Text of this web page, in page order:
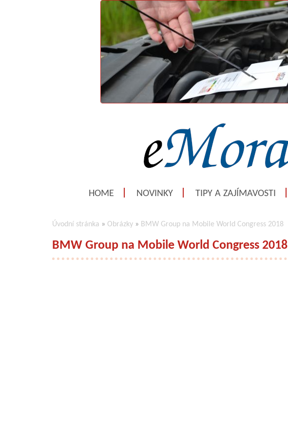
HOME NOVINKY TIPY A ZAJÍMAVOSTI
Úvodní stránka » Obrázky » BMW Group na Mobile World Congress 2018
BMW Group na Mobile World Congress 2018